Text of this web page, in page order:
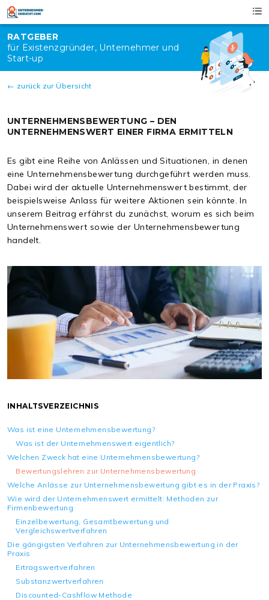
Skip
content
RATGEBER
für Existenzgründer, Unternehmer und
Start-up
← zurück zur Übersicht
UNTERNEHMENSBEWERTUNG – DEN
UNTERNEHMENSWERT EINER FIRMA ERMITTELN
Es gibt eine Reihe von Anlässen und Situationen, in denen
eine Unternehmensbewertung durchgeführt werden muss.
Dabei wird der aktuelle Unternehmenswert bestimmt, der
beispielsweise Anlass für weitere Aktionen sein könnte. In
unserem Beitrag erfährst du zunächst, worum es sich beim
Unternehmenswert sowie der Unternehmensbewertung
handelt.
INHALTSVERZEICHNIS
Was ist eine Unternehmensbewertung?
Was ist der Unternehmenswert eigentlich?
Welchen Zweck hat eine Unternehmensbewertung?
Bewertungslehren zur Unternehmensbewertung
Welche Anlässe zur Unternehmensbewertung gibt es in der Praxis?
Wie wird der Unternehmenswert ermittelt: Methoden zur
Firmenbewertung
Einzelbewertung, Gesamtbewertung und
Vergleichswertverfahren
Die gängigsten Verfahren zur Unternehmensbewertung in der
Praxis
Ertragswertverfahren
Substanzwertverfahren
Discounted-Cashflow Methode